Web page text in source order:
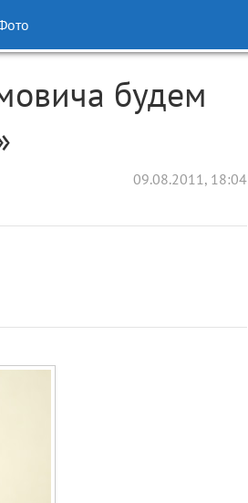
будем
09.08.2011, 18:04